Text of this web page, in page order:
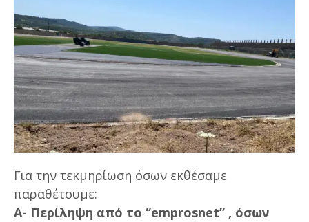
Για την τεκμηρίωση όσων εκθέσαμε
παραθέτουμε:
Α- Περίληψη από το “emprosnet” , όσων